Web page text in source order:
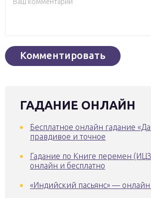
ГАДАНИЕ ОНЛАЙН
Бесплатное онлайн гадание
правдивое и точное
Гадание по Книге перемен
онлайн и бесплатно
«Индийский пасьянс» — онлайн